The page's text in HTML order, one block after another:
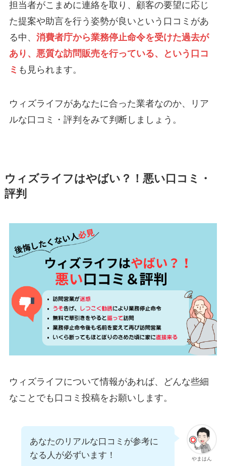
担当者がこまめに連絡を取り、顧客の要望に応じ
た提案や助言を行う姿勢が良いという口コミがあ
る中、 消費者庁から業務停止命令を受けた過去が
あり、悪質な訪問販売を行っている、という口コ
ミ も見られます。
ウィズライフがあなたに合った業者なのか、リア
ルな口コミ・評判をみて判断しましょう。
ウィズライフはやばい？！悪い口コミ・
評判
ウィズライフについて情報があれば、どんな些細
なことでも口コミ投稿をお願いします。
やまはん
あなたのリアルな口コミが参考に
なる人が必ずいます！